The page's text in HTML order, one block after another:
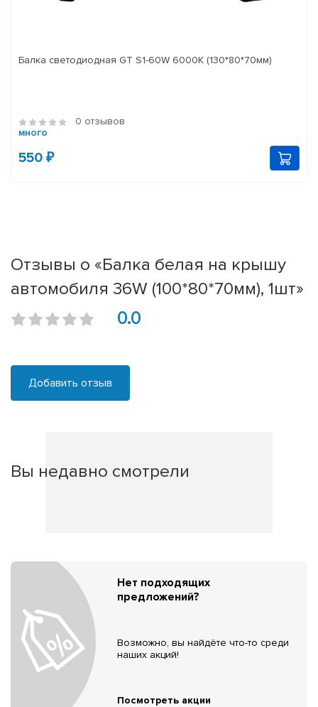
Балка светодиодная GT S1-60W 6000K (130*80*70мм)
0 отзывов
много
550 ₽
Отзывы о «Балка белая на крышу
автомобиля 36W (100*80*70мм), 1шт»
0.0
Добавить отзыв
Вы недавно смотрели
Нет подходящих
предложений?
Возможно, вы найдёте что-то среди
наших акций!
Посмотреть акции